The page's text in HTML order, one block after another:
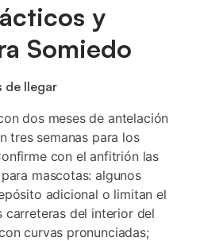
y
Somiedo
de llegar
dos meses de antelación
tres semanas para los
con el anfitrión las
mascotas: algunos
adicional o limitan el
carreteras del interior del
curvas pronunciadas;